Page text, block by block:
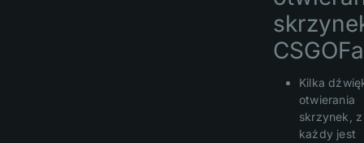
Kilka
otwierania
skrzynek,
każdy jest